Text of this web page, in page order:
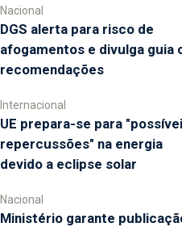
Nacional
DGS alerta para risco de
afogamentos e divulga guia
recomendações
Internacional
UE prepara-se para
repercussões" na energia
devido a eclipse solar
Nacional
Ministério garante